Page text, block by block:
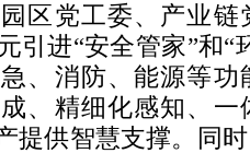
园区党工委、产业
引进“安全管家”和“
、消防、能源等功
、精细化感知、一
提供智慧支撑。同